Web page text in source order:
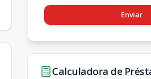
Enviar
Calculadora de